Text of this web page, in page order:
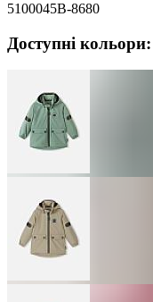
5100045B-8680
Доступні кольори: